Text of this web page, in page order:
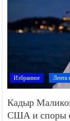
Избранное Лента
Кадыр
США и споры